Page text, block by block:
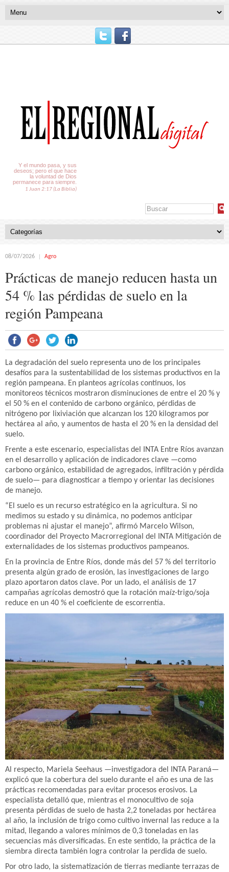
Y el mundo pasa, y sus
deseos; pero el que hace
la voluntad de Dios
permanece para siempre.
1 Juan 2:17 (La Biblia)
08/07/2026 Agro
Prácticas de manejo reducen hasta un
54 % las pérdidas de suelo en la
región Pampeana
La degradación del suelo representa uno de los principales
desafíos para la sustentabilidad de los sistemas productivos en la
región pampeana. En planteos agrícolas continuos, los
monitoreos técnicos mostraron disminuciones de entre el 20 % y
el 50 % en el contenido de carbono orgánico, pérdidas de
nitrógeno por lixiviación que alcanzan los 120 kilogramos por
hectárea al año, y aumentos de hasta el 20 % en la densidad del
suelo.
Frente a este escenario, especialistas del INTA Entre Ríos avanzan
en el desarrollo y aplicación de indicadores clave —como
carbono orgánico, estabilidad de agregados, infiltración y pérdida
de suelo— para diagnosticar a tiempo y orientar las decisiones
de manejo.
“El suelo es un recurso estratégico en la agricultura. Si no
medimos su estado y su dinámica, no podemos anticipar
problemas ni ajustar el manejo”, afirmó Marcelo Wilson,
coordinador del Proyecto Macrorregional del INTA Mitigación de
externalidades de los sistemas productivos pampeanos.
En la provincia de Entre Ríos, donde más del 57 % del territorio
presenta algún grado de erosión, las investigaciones de largo
plazo aportaron datos clave. Por un lado, el análisis de 17
campañas agrícolas demostró que la rotación maíz-trigo/soja
reduce en un 40 % el coeficiente de escorrentía.
Al respecto, Mariela Seehaus —investigadora del INTA Paraná—
explicó que la cobertura del suelo durante el año es una de las
prácticas recomendadas para evitar procesos erosivos. La
especialista detalló que, mientras el monocultivo de soja
presenta pérdidas de suelo de hasta 2,2 toneladas por hectárea
al año, la inclusión de trigo como cultivo invernal las reduce a la
mitad, llegando a valores mínimos de 0,3 toneladas en las
secuencias más diversificadas. En este sentido, la práctica de la
siembra directa también logra controlar la perdida de suelo.
Por otro lado, la sistematización de tierras mediante terrazas de